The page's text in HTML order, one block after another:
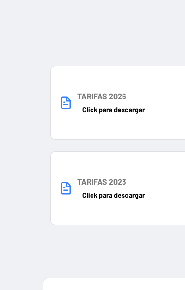
TARIFAS 2026
Click para descargar
TARIFAS 2023
Click para descargar